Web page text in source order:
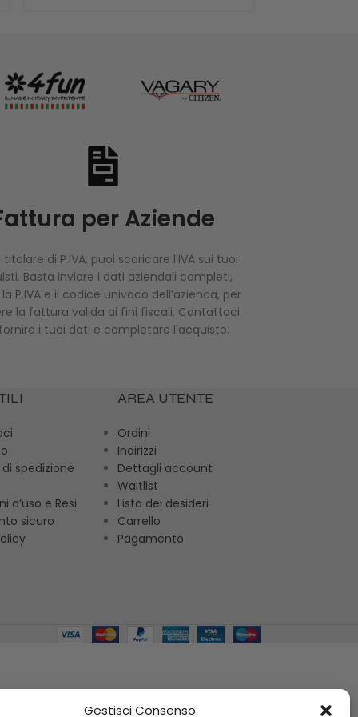
Gestisci Consenso
per Aziende
titolare di P.IVA, puoi scaricare l'IVA sui tuoi
Basta inviare i dati aziendali completi,
P.IVA e il codice univoco dell’azienda, per
la fattura valida ai fini fiscali. Contattaci
i tuoi dati e completare l'acquisto.
spedizione
d’uso e Resi
sicuro
AREA UTENTE
Ordini
Indirizzi
Dettagli account
Waitlist
Lista dei desideri
Carrello
Pagamento